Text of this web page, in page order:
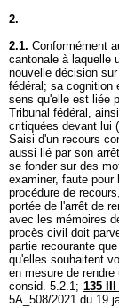
2.
2.1. Conformément
cantonale à laquelle
nouvelle décision
fédéral; sa cognition
sens qu'elle est liée
Tribunal fédéral,
critiquées devant lui (
Saisi d'un recours
aussi lié par son
se fonder sur des
examiner, faute
procédure de
portée de l'arrêt de
avec les mémoires
procès civil doit
partie recourante
qu'elles souhaitent
en mesure de
consid. 5.2.1; 135 III
5A_508/2021 du 19